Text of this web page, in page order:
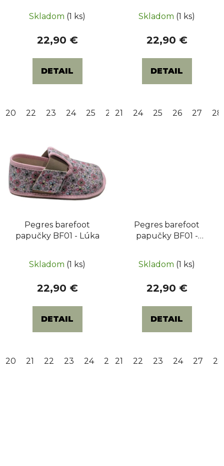
o
v
Skladom (1 ks)
22,90 €
DETAIL
20 22 23 24 25 27 28 29 30 31 32
Skladom (1 ks)
22,90 €
DETAIL
21 24 25 26 27 28
Pegres barefoot
papučky BF01 - Lúka
Skladom (1 ks)
22,90 €
DETAIL
20 21 22 23 24 25 28 29 30
Pegres barefoot
papučky BF01 -
hodnotenie
produktu
z
Skladom (1 ks)
22,90 €
DETAIL
21 22 23 24 27 28